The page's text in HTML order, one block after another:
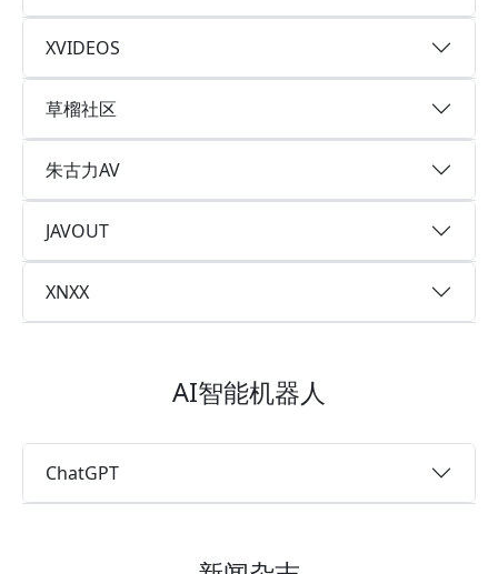
XVIDEOS
草榴社区
朱古力AV
JAVOUT
XNXX
AI智能机器人
ChatGPT